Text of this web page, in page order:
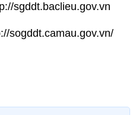
sgddt.baclieu.gov.vn
sogddt.camau.gov.vn/